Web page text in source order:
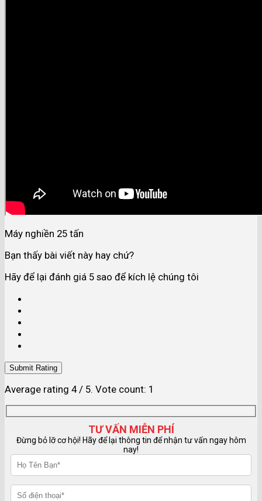
Máy nghiền 25 tấn
Bạn thấy bài viết này hay chứ?
Hãy để lại đánh giá 5 sao để kích lệ chúng tôi
Submit Rating
Average rating 4/ 5. Vote count: 1
TƯ VẤN MIỄN PHÍ
Đừng bỏ lỡ cơ hội! Hãy để lại thông tin để nhận tư vấn ngay hôm
nay!